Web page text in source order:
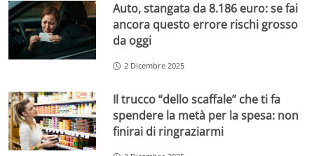
Auto, stangata da 8.186 euro: se fai
ancora questo errore rischi grosso
da oggi
2 Dicembre 2025
Il trucco “dello scaffale” che ti fa
spendere la metà per la spesa: non
finirai di ringraziarmi